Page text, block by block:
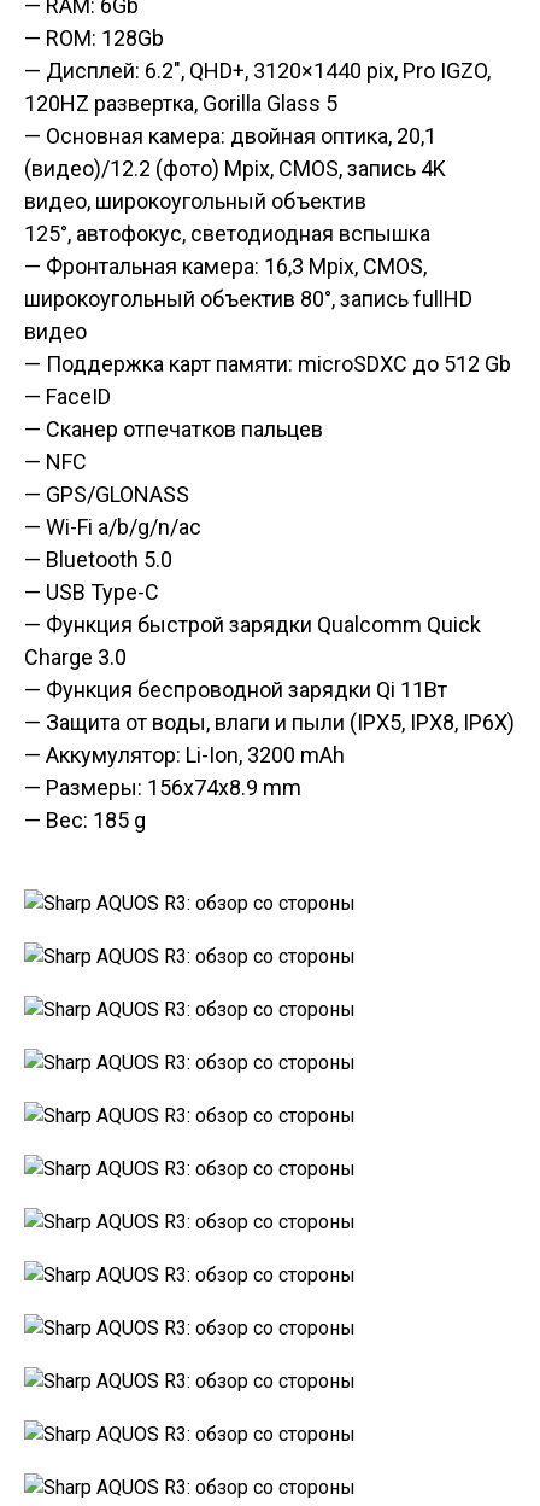
— RAM: 6Gb
— ROM: 128Gb
— Дисплей: 6.2″, QHD+, 3120×1440 pix, Pro IGZO,
120HZ развертка, Gorilla Glass 5
— Основная камера: двойная оптика, 20,1
(видео)/12.2 (фото) Mpix, CMOS, запись 4K
видео, широкоугольный объектив
125°, автофокус, светодиодная вспышка
— Фронтальная камера: 16,3 Mpix, CMOS,
широкоугольный объектив 80°, запись fullHD
видео
— Поддержка карт памяти: microSDXC до 512 Gb
— FaceID
— Сканер отпечатков пальцев
— NFC
— GPS/GLONASS
— Wi-Fi a/b/g/n/ac
— Bluetooth 5.0
— USB Type-C
— Функция быстрой зарядки Qualcomm Quick
Charge 3.0
— Функция беспроводной зарядки Qi 11Вт
— Защита от воды, влаги и пыли (IPX5, IPX8, IP6X)
— Аккумулятор: Li-Ion, 3200 mAh
— Размеры: 156x74x8.9 mm
— Вес: 185 g